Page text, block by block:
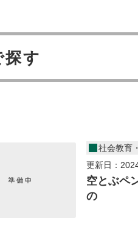
探す
社会教育
更新日：
空とぶペ
の